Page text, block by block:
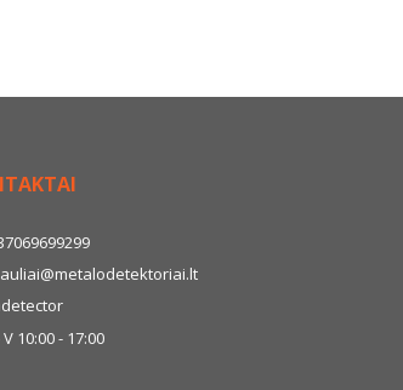
V 10:00 - 17:00